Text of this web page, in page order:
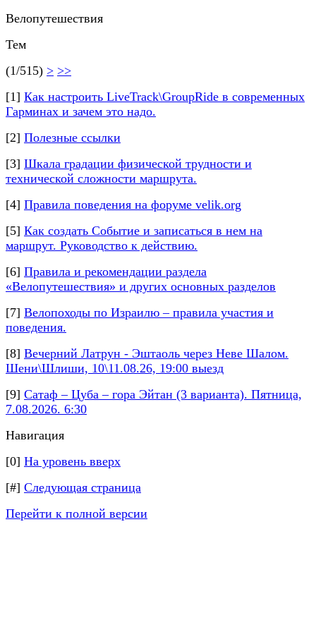
Велопутешествия
Тем
(1/515) > >>
[1] Как настроить LiveTrack\GroupRide в современных
Гарминах и зачем это надо.
[2] Полезные ссылки
[3] Шкала градации физической трудности и
технической сложности маршрута.
[4] Правила поведения на форуме velik.org
[5] Как создать Событие и записаться в нем на
маршрут. Руководство к действию.
[6] Правила и рекомендации раздела
«Велопутешествия» и других основных разделов
[7] Велопоходы по Израилю – правила участия и
поведения.
[8] Вечерний Латрун - Эштаоль через Неве Шалом.
Шени\Шлиши, 10\11.08.26, 19:00 выезд
[9] Сатаф – Цуба – гора Эйтан (3 варианта). Пятница,
7.08.2026. 6:30
Навигация
[0] На уровень вверх
[#] Следующая страница
Перейти к полной версии